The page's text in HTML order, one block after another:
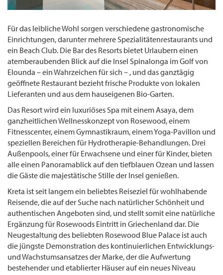
Für das leibliche Wohl sorgen verschiedene gastronomische
Einrichtungen, darunter mehrere Spezialitätenrestaurants und
ein Beach Club. Die Bar des Resorts bietet Urlaubern einen
atemberaubenden Blick auf die Insel Spinalonga im Golf von
Elounda – ein Wahrzeichen für sich – , und das ganztägig
geöffnete Restaurant bezieht frische Produkte von lokalen
Lieferanten und aus dem hauseigenen Bio-Garten.
Das Resort wird ein luxuriöses Spa mit einem Asaya, dem
ganzheitlichen Wellnesskonzept von Rosewood, einem
Fitnesscenter, einem Gymnastikraum, einem Yoga-Pavillon und
speziellen Bereichen für Hydrotherapie-Behandlungen. Drei
Außenpools, einer für Erwachsene und einer für Kinder, bieten
alle einen Panoramablick auf den tiefblauen Ozean und lassen
die Gäste die majestätische Stille der Insel genießen.
Kreta ist seit langem ein beliebtes Reiseziel für wohlhabende
Reisende, die auf der Suche nach natürlicher Schönheit und
authentischen Angeboten sind, und stellt somit eine natürliche
Ergänzung für Rosewoods Eintritt in Griechenland dar. Die
Neugestaltung des beliebten Rosewood Blue Palace ist auch
die jüngste Demonstration des kontinuierlichen Entwicklungs-
und Wachstumsansatzes der Marke, der die Aufwertung
bestehender und etablierter Häuser auf ein neues Niveau